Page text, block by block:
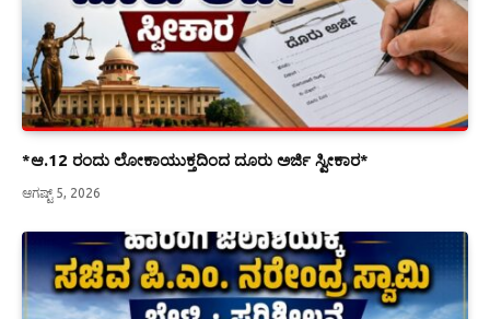
*ಆ.12 ರಂದು ಲೋಕಾಯುಕ್ತದಿಂದ ದೂರು ಅರ್ಜಿ ಸ್ವೀಕಾರ*
ಆಗಷ್ಟ್ 5, 2026